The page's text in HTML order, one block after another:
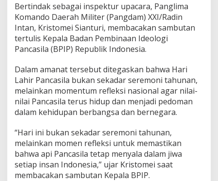
e
b
i
n
e
a
a
n
Bertindak sebagai inspektur upacara, Panglima
Komando Daerah Militer (Pangdam) XXI/Radin
Intan, Kristomei Sianturi, membacakan sambutan
tertulis Kepala Badan Pembinaan Ideologi
Pancasila (BPIP) Republik Indonesia.
Dalam amanat tersebut ditegaskan bahwa Hari
Lahir Pancasila bukan sekadar seremoni tahunan,
melainkan momentum refleksi nasional agar nilai-
nilai Pancasila terus hidup dan menjadi pedoman
dalam kehidupan berbangsa dan bernegara.
“Hari ini bukan sekadar seremoni tahunan,
melainkan momen refleksi untuk memastikan
bahwa api Pancasila tetap menyala dalam jiwa
setiap insan Indonesia,” ujar Kristomei saat
membacakan sambutan Kepala BPIP.